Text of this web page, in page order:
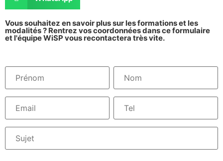
Vous souhaitez en savoir plus sur les formations et les
modalités ? Rentrez vos coordonnées dans ce formulaire
et l'équipe WiSP vous recontactera très vite.